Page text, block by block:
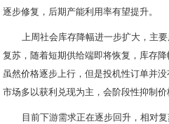
逐步修复，后期产能利用率有望提升。
上周社会库存降幅进一步扩大，主
复苏，随着短期供给端即将恢复，库存
虽然价格逐步上行，但是投机性订单并
市场多以获利兑现为主，会阶段性抑制价
目前下游需求正在逐步回升，相对